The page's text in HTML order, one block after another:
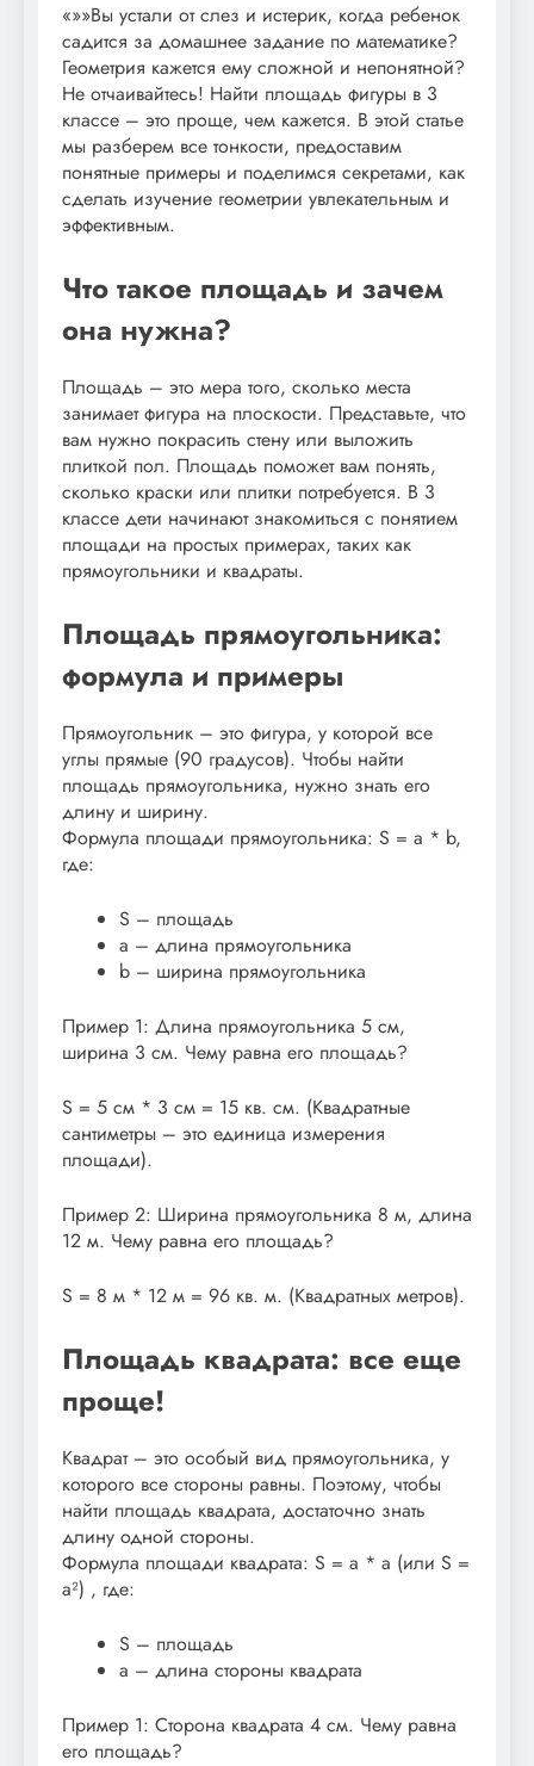
«»»Вы устали от слез и истерик, когда ребенок
садится за домашнее задание по математике?
Геометрия кажется ему сложной и непонятной?
Не отчаивайтесь! Найти площадь фигуры в 3
классе – это проще, чем кажется. В этой статье
мы разберем все тонкости, предоставим
понятные примеры и поделимся секретами, как
сделать изучение геометрии увлекательным и
эффективным.
Что такое площадь и зачем
она нужна?
Площадь – это мера того, сколько места
занимает фигура на плоскости. Представьте, что
вам нужно покрасить стену или выложить
плиткой пол. Площадь поможет вам понять,
сколько краски или плитки потребуется. В 3
классе дети начинают знакомиться с понятием
площади на простых примерах, таких как
прямоугольники и квадраты.
Площадь прямоугольника:
формула и примеры
Прямоугольник – это фигура, у которой все
углы прямые (90 градусов). Чтобы найти
площадь прямоугольника, нужно знать его
длину и ширину.
Формула площади прямоугольника: S = a * b,
где:
S – площадь
a – длина прямоугольника
b – ширина прямоугольника
Пример 1: Длина прямоугольника 5 см,
ширина 3 см. Чему равна его площадь?
S = 5 см * 3 см = 15 кв. см. (Квадратные
сантиметры – это единица измерения
площади).
Пример 2: Ширина прямоугольника 8 м, длина
12 м. Чему равна его площадь?
S = 8 м * 12 м = 96 кв. м. (Квадратных метров).
Площадь квадрата: все еще
проще!
Квадрат – это особый вид прямоугольника, у
которого все стороны равны. Поэтому, чтобы
найти площадь квадрата, достаточно знать
длину одной стороны.
Формула площади квадрата: S = a * a (или S =
a²) , где:
S – площадь
a – длина стороны квадрата
Пример 1: Сторона квадрата 4 см. Чему равна
его площадь?